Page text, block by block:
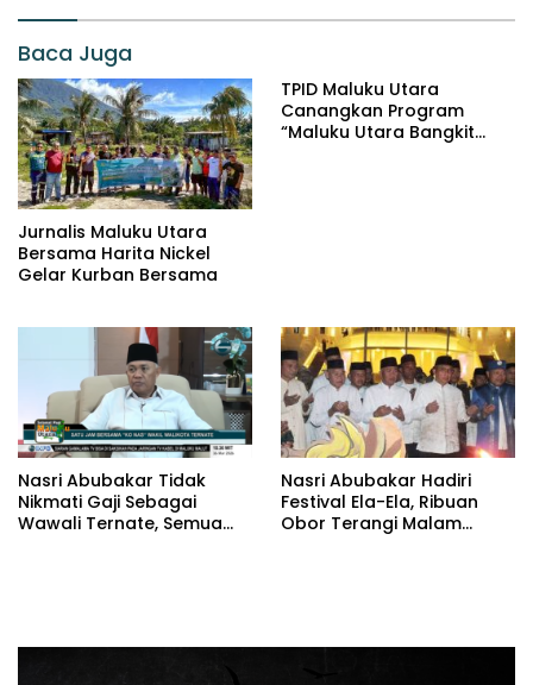
Baca Juga
Jurnalis Maluku Utara
Bersama Harita Nickel
Gelar Kurban Bersama
TPID Maluku Utara
Canangkan Program
“Maluku Utara Bangkit
Nasri Abubakar Tidak
Nikmati Gaji Sebagai
Wawali Ternate, Semua
Nasri Abubakar Hadiri
Festival Ela-Ela, Ribuan
Obor Terangi Malam